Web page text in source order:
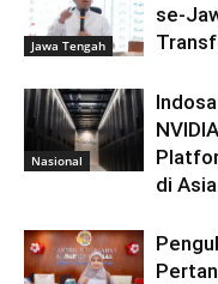
Jawa Tengah
se-
Nasional
di